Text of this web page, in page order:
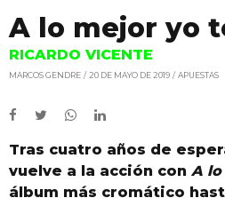
A lo mejor yo
RICARDO VICENTE
MARCOS GENDRE 20 DE MAYO DE 2019 APUESTAS
Tras cuatro años de
vuelve a la acción con A lo
álbum más cromático